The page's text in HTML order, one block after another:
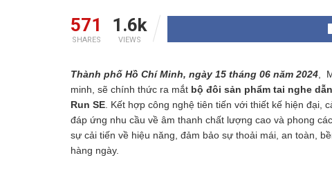
571
SHARES
1.6k
VIEWS
Thành phố Hồ Chí Minh, ngày 15 tháng 06 năm 2024 ,
minh, sẽ chính thức ra mắt bộ đôi sản phẩm tai nghe
Run SE . Kết hợp công nghệ tiên tiến với thiết kế hiện đại,
đáp ứng nhu cầu về âm thanh chất lượng cao và phong
sự cải tiến về hiệu năng, đảm bảo sự thoải mái, an toàn,
hàng ngày.